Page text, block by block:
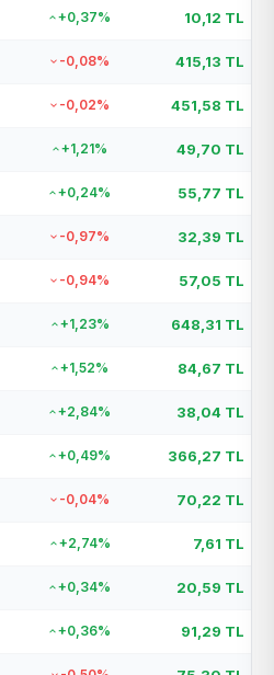
+0,37% 10,12 TL
-0,08% 415,13 TL
-0,02% 451,58 TL
+1,21% 49,70 TL
+0,24% 55,77 TL
-0,97% 32,39 TL
-0,94% 57,05 TL
+1,23% 648,31 TL
+1,52% 84,67 TL
+2,84% 38,04 TL
+0,49% 366,27 TL
-0,04% 70,22 TL
+2,74% 7,61 TL
+0,34% 20,59 TL
+0,36% 91,29 TL